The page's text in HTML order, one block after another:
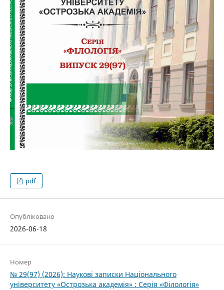
pdf
Опубліковано
2026-06-18
Номер
№ 29(97) (2026): Наукові записки Національного
університету «Острозька академія» : Серія «Філологія»